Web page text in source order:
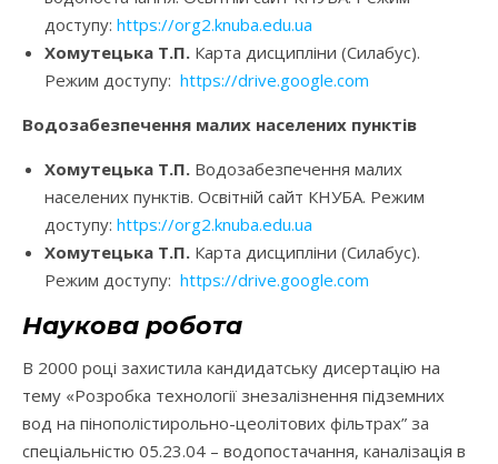
доступу: https://org2.knuba.edu.ua
Хомутецька Т.П. Карта дисципліни (Силабус).
Режим доступу: https://drive.google.com
Водозабезпечення малих населених пунктів
Хомутецька Т.П. Водозабезпечення малих
населених пунктів. Освітній сайт КНУБА. Режим
доступу: https://org2.knuba.edu.ua
Хомутецька Т.П. Карта дисципліни (Силабус).
Режим доступу: https://drive.google.com
Наукова робота
В 2000 році захистила кандидатську дисертацію на
тему «Розробка технології знезалізнення підземних
вод на пінополістирольно-цеолітових фільтрах” за
спеціальністю 05.23.04 – водопостачання, каналізація в